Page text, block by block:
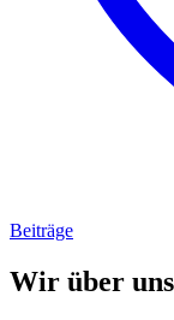
Beiträge
Wir über uns